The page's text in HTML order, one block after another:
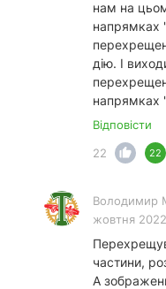
нам на
напрямках
дію. І
напрямках
Відповісти
22
22
Володимир
жовтня
частини,
А